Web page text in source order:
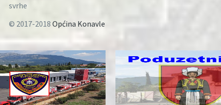
svrhe
© 2017-2018 Općina Konavle